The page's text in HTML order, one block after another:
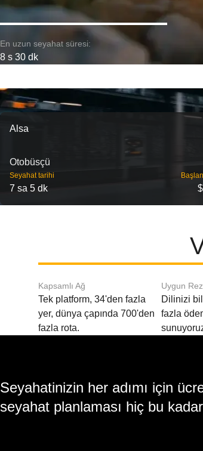
En uzun seyahat süresi:
8 s 30 dk
Alsa
Otobüsçü
Seyahat tarihi
7 sa 5 dk
Kapsamlı Ağ
Tek platform, 34'den fazla
yer, dünya çapında 700'den
fazla rota.
Uygun
Dilinizi
fazla
Seyahatinizin her adımı için
seyahat planlaması hiç bu